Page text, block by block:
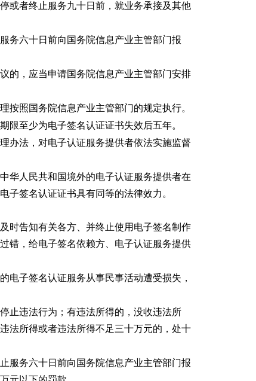
或者终止服务九十日前，就业务承接及其他
务六十日前向国务院信息产业主管部门报
的，应当申请国务院信息产业主管部门安排
按照国务院信息产业主管部门的规定执行。
限至少为电子签名认证证书失效后五年。
办法，对电子认证服务提供者依法实施监督
华人民共和国境外的电子认证服务提供者在
子签名认证证书具有同等的法律效力。
时告知有关各方、并终止使用电子签名制作
错，给电子签名依赖方、电子认证服务提供
电子签名认证服务从事民事活动遭受损失，
止违法行为；有违法所得的，没收违法所
法所得或者违法所得不足三十万元的，处十
服务六十日前向国务院信息产业主管部门报